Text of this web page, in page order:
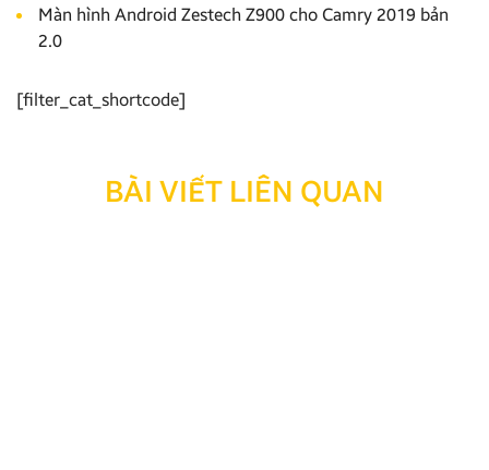
Màn hình Android Zestech Z900 cho Camry 2019 bản
2.0
[filter_cat_shortcode]
BÀI VIẾT LIÊN QUAN